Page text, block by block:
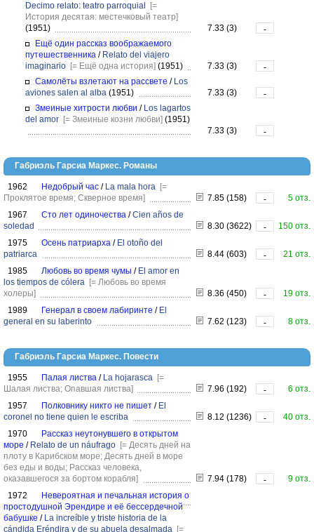
Decimo relato: teatro parroquial
[=
История десятая: местечковый театр]
(1951)
7.33 (3)
-
Ещё один рассказ воображаемого
путешественника / Relato del viajero
imaginario [= Ещё одна история] (1951) 7.33 (3)
-
Самолёты взлетают на рассвете / Los
aviones salen al alba (1951) 7.33 (3)
-
Змеиные хитрости любви / Los lagartos
del amor [= Змеиные козни любви] (1951)
7.33 (3)
-
Габриэль Гарсиа Маркес. Романы
1962 Недобрый час / La mala hora [=
Проклятое время; Скверное время]
7.85 (158) -
5 отз.
1967
Сто лет одиночества /Cien años de
soledad
8.30 (3622) -
150 отз.
1975
Осень патриарха / El otoño del
patriarca
8.44 (603) -
21 отз.
1985
Любовь во время чумы / El amor en
los tiempos de cólera [= Любовь во время
холеры]
8.36 (450) -
19 отз.
1989
Генерал в своем лабиринте / El
general en su laberinto
7.62 (123) - 8 отз.
Габриэль Гарсиа Маркес. Повести
1955 Палая листва / La hojarasca [=
Шалая листва; Опавшая листва]
7.96 (192) -
6 отз.
1957
Полковнику никто не пишет / El
coronel no tiene quien le escriba
8.12 (1236) -
40 отз.
1970
Рассказ неутонувшего в открытом
море / Relato de un náufrago [= Десять дней на
плоту в Карибском море; Десять дней в море
без еды и воды; Рассказ человека,
оказавшегося за бортом корабля]
7.94 (178) -
9 отз.
1972
Невероятная и печальная история о
простодушной Эрендире и её бессердечной
бабушке / La increíble y triste historia de la
cándida Eréndira y de su abuela desalmada [=